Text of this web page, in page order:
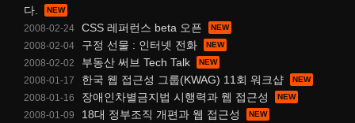
다.
2008-02-24 CSS 레퍼런스 beta 오픈
2008-02-04 구정 선물 : 인터넷 전화
2008-02-02 부동산 써브 Tech Talk
2008-01-17 한국 웹 접근성 그룹(KWAG) 11회 워크샵
2008-01-16 장애인차별금지법 시행력과 웹 접근성
2008-01-09 18대 정부조직 개편과 웹 접근성